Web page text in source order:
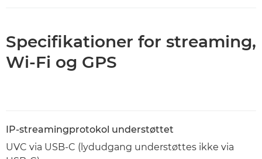
Specifikationer for streaming,
Wi-Fi og GPS
IP-streamingprotokol understøttet
UVC via USB-C (lydudgang understøttes ikke via